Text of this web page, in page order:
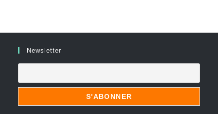
Newsletter